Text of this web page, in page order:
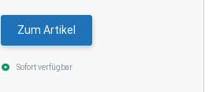
Zum Artikel
Sofort verfügbar